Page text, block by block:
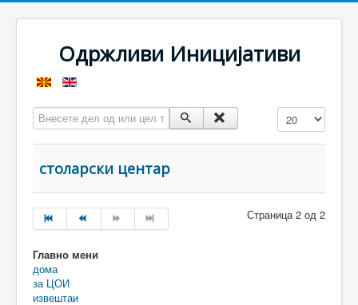
Одржливи Иницијативи
Внесете дел од или цел таг Прикажи #
столарски центар
Страница 2 од 2
Главно мени
дома
за ЦОИ
извештаи